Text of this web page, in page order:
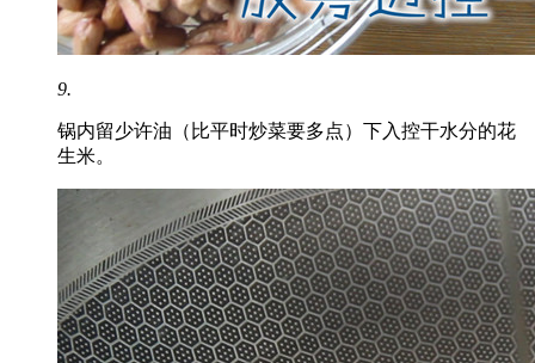
9.
锅内留少许油（比平时炒菜要多点）下入控干水分的花
生米。